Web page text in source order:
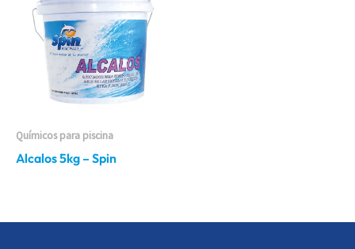
Químicos para piscina
Alcalos 5kg – Spin